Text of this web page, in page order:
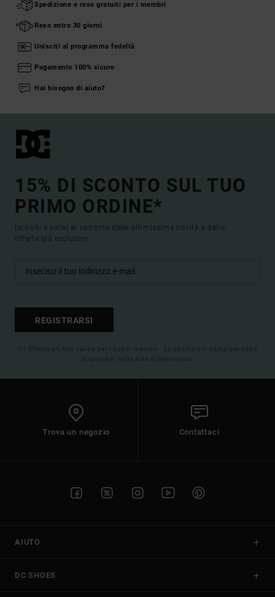
Spedizione e reso gratuiti per i membri
Reso entro 30 giorni
Unisciti al programma fedeltà
Pagamento 100% sicuro
Hai bisogno di aiuto?
15% DI SCONTO SUL TUO
PRIMO ORDINE*
Iscriviti e sarai al corrente delle ultimissime novità e delle
offerte più esclusive.
REGISTRARSI
(*) Offerta on-line valida per i nuovi membri - Le condizioni complete sono
disponibili nella mail di benvenuto
Trova un negozio Contattaci
AIUTO
DC SHOES